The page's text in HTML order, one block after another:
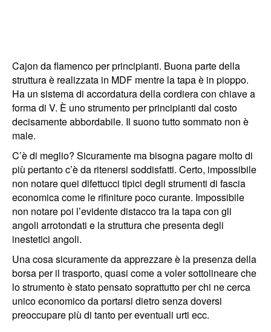
Cajon da flamenco per principianti. Buona parte della
struttura è realizzata in MDF mentre la tapa è in pioppo.
Ha un sistema di accordatura della cordiera con chiave a
forma di V. È uno strumento per principianti dal costo
decisamente abbordabile. Il suono tutto sommato non è
male.
C’è di meglio? Sicuramente ma bisogna pagare molto di
più pertanto c’è da ritenersi soddisfatti. Certo, impossibile
non notare quei difettucci tipici degli strumenti di fascia
economica come le rifiniture poco curante. Impossibile
non notare poi l’evidente distacco tra la tapa con gli
angoli arrotondati e la struttura che presenta degli
inestetici angoli.
Una cosa sicuramente da apprezzare è la presenza della
borsa per il trasporto, quasi come a voler sottolineare che
lo strumento è stato pensato soprattutto per chi ne cerca
unico economico da portarsi dietro senza doversi
preoccupare più di tanto per eventuali urti ecc.